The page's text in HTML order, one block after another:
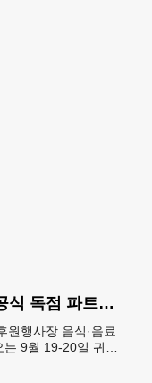
코카콜라, 코리안페스티벌 공식 독점 파트너 참여
원행사장 음식·음료
9월 19-20일 귀넷